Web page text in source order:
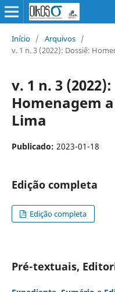
Início / Arquivos /
v. 1 n. 3 (2022): Dossiê:
v. 1 n. 3
Homenagem
Lima
Publicado: 2023-01-18
Edição completa
Edição completa
Pré-textuais,